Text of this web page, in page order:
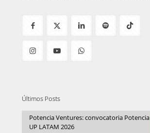
Últimos Posts
Potencia Ventures: convocatoria Potencia
UP LATAM 2026